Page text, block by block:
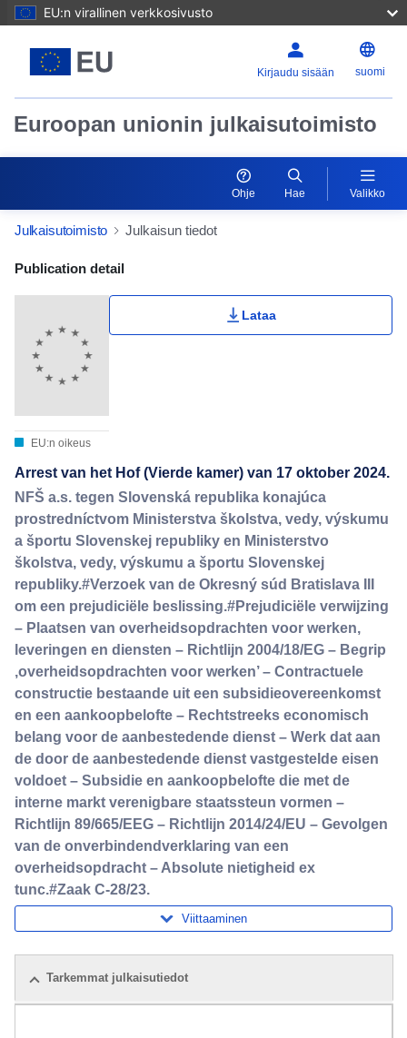
EU:n virallinen verkkosivusto
Kirjaudu sisään suomi
Euroopan unionin julkaisutoimisto
Ohje Hae Valikko
Julkaisutoimisto Julkaisun tiedot
Publication Detail Actions Portlet
Publication detail
EU:n oikeus
Lataa
Arrest van het Hof (Vierde kamer) van 17 oktober 2024.
NFŠ a.s. tegen Slovenská republika konajúca
prostredníctvom Ministerstva školstva, vedy, výskumu
a športu Slovenskej republiky en Ministerstvo
školstva, vedy, výskumu a športu Slovenskej
republiky.#Verzoek van de Okresný súd Bratislava III
om een prejudiciële beslissing.#Prejudiciële verwijzing
– Plaatsen van overheidsopdrachten voor werken,
leveringen en diensten – Richtlijn 2004/18/EG – Begrip
‚overheidsopdrachten voor werken’ – Contractuele
constructie bestaande uit een subsidieovereenkomst
en een aankoopbelofte – Rechtstreeks economisch
belang voor de aanbestedende dienst – Werk dat aan
de door de aanbestedende dienst vastgestelde eisen
voldoet – Subsidie en aankoopbelofte die met de
interne markt verenigbare staatssteun vormen –
Richtlijn 89/665/EEG – Richtlijn 2014/24/EU – Gevolgen
van de onverbindendverklaring van een
overheidsopdracht – Absolute nietigheid ex
tunc.#Zaak C-28/23.
Viittaaminen
Tarkemmat julkaisutiedot